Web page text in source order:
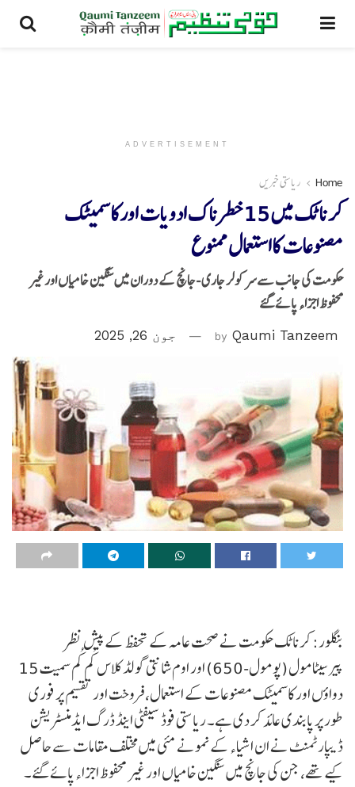
ADVERTISEMENT
Home ریاستی خبریں
کرناٹک میں 15 خطرناک ادویات اورکاسمیٹک
مصنوعات کااستعمال ممنوع
حکومت کی جانب سےسرکولر جاری -جانچ کے دوران میں سنگین خامیاں اور غیر
محفوظ اجزاء پائے گئے
by Qaumi Tanzeem جون 26, 2025
بنگلور: کرناٹک حکومت نے صحت عامہ کے تحفظ کے پیش نظر
پیرسیٹامول (پومول-650) اور اوم شانتی گولڈ کلاس کُم کُم سمیت 15
دواؤں اور کاسمیٹک مصنوعات کے استعمال، فروخت اور تقسیم پر فوری
طور پر پابندی عائد کر دی ہے۔ ریاستی فوڈ سیفٹی اینڈ ڈرگ ایڈمنسٹریشن
ڈیپارٹمنٹ نے ان اشیاء کے نمونے مئی میں مختلف مقامات سے حاصل
کیے تھے، جن کی جانچ میں سنگین خامیاں اور غیر محفوظ اجزاء پائے گئے۔